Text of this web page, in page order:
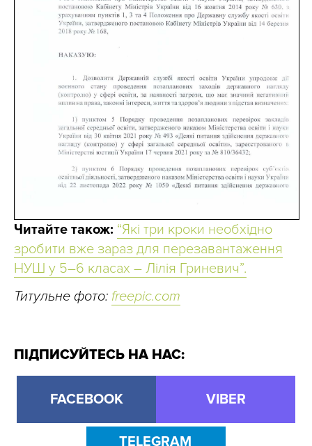
Читайте також: “Які три кроки необхідно
зробити вже зараз для перезавантаження
НУШ у 5–6 класах – Лілія Гриневич”.
Титульне фото: freepic.com
ПІДПИСУЙТЕСЬ НА НАС:
FACEBOOK VIBER
TELEGRAM